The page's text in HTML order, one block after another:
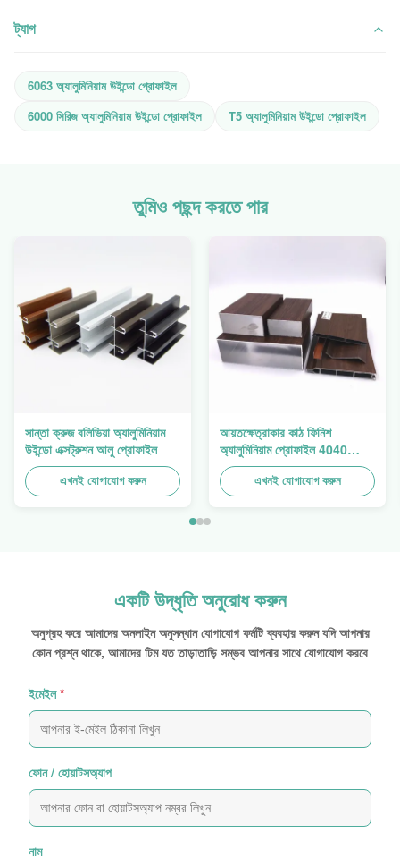
ট্যাগ
6063 অ্যালুমিনিয়াম উইন্ডো প্রোফাইল
6000 সিরিজ অ্যালুমিনিয়াম উইন্ডো প্রোফাইল
T5 অ্যালুমিনিয়াম উইন্ডো প্রোফাইল
তুমিও পছন্দ করতে পার
সান্তা ক্রুজ বলিভিয়া অ্যালুমিনিয়াম
উইন্ডো এক্সট্রুশন আলু প্রোফাইল
এখনই যোগাযোগ করুন
আয়তক্ষেত্রাকার কাঠ ফিনিশ
অ্যালুমিনিয়াম প্রোফাইল 4040
অ্যালুমিনিয়াম এক্সট্রুশন প্রোফাইল
এখনই যোগাযোগ করুন
একটি উদ্ধৃতি অনুরোধ করুন
অনুগ্রহ করে আমাদের অনলাইন অনুসন্ধান যোগাযোগ ফর্মটি ব্যবহার করুন যদি আপনার
কোন প্রশ্ন থাকে, আমাদের টিম যত তাড়াতাড়ি সম্ভব আপনার সাথে যোগাযোগ করবে
ইমেইল *
ফোন / হোয়াটসঅ্যাপ
নাম